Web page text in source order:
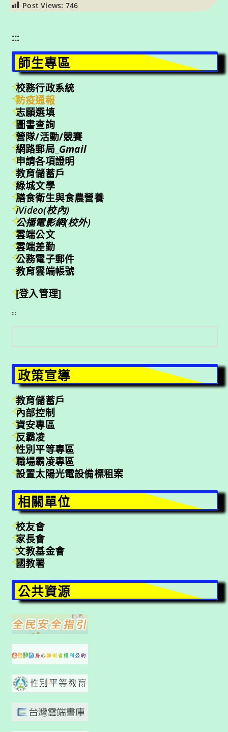
Post Views: 746
:::
師生專區
校務行政系統
防疫通報
志願選填
圖書查詢
營隊/活動/競賽
網路郵局_ Gmail
申請各項證明
教育儲蓄戶
綠城文學
膳食衛生與食農營養
iVideo(校內)
公播電影網(校外)
雲端公文
雲端差勤
公務電子郵件
教育雲端帳號
[登入管理]
:::
搜
尋
政策宣導
教育儲蓄戶
內部控制
資安專區
反霸凌
性別平等專區
職場霸凌專區
設置太陽光電設備標租案
相關單位
校友會
家長會
文教基金會
國教署
公共資源